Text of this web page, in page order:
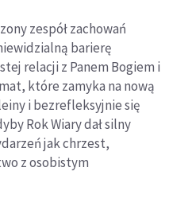
zespół zachowań
barierę
relacji z Panem Bogiem i
które zamyka na nową
i bezrefleksyjnie się
Rok Wiary dał silny
jak chrzest,
z osobistym